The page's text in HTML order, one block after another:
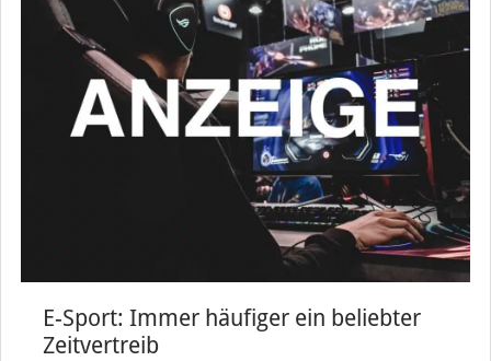
E-Sport: Immer häufiger ein beliebter
Zeitvertreib